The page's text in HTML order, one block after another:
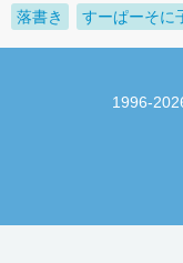
落書き すーぱーそに
1996-